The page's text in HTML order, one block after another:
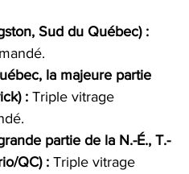
Sud du Québec) :
la majeure partie
: Triple vitrage
partie de la N.-É., T.-
QC) : Triple vitrage